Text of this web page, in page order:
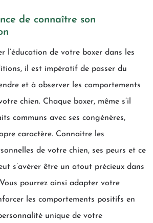
de connaître son
l’éducation de votre boxer dans les
il est impératif de passer du
et à observer les comportements
chien. Chaque boxer, même s’il
communs avec ses congénères,
caractère. Connaitre les
de votre chien, ses peurs et ce
s’avérer être un atout précieux dans
pourrez ainsi adapter votre
les comportements positifs en
unique de votre